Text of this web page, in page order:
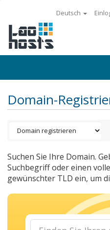
Deutsch
Domain-
Suchen Sie Ihre Domain.
Suchbegriff oder einen
gewünschter TLD ein, um